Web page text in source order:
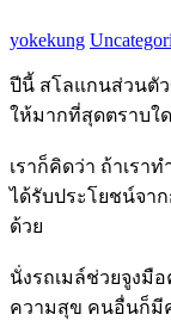
yokekung
ปีนี้ สโลแกนส่วนตั
ให้มากที่สุดตราบใ
เราก็คิดว่า ถ้าเร
ได้รับประโยชน์จา
ด้วย
นั่งรถเมล์ช่วยจูงมื
ความสุข คนอื่นก็มี